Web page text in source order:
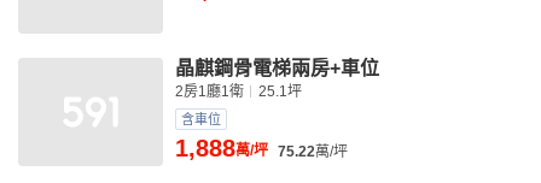
晶麒鋼骨電梯兩房+車位
2房1廳1衛 25.1坪
含車位
1,888萬/坪 75.22萬/坪